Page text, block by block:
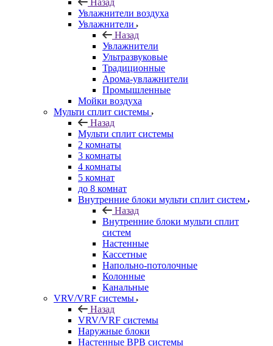
Назад
Увлажнители воздуха
Увлажнители
Назад
Увлажнители
Ультразвуковые
Традиционные
Арома-увлажнители
Промышленные
Мойки воздуха
Мульти сплит системы
Назад
Мульти сплит системы
2 комнаты
3 комнаты
4 комнаты
5 комнат
до 8 комнат
Внутренние блоки мульти сплит систем
Назад
Внутренние блоки мульти сплит
систем
Настенные
Кассетные
Напольно-потолочные
Колонные
Канальные
VRV/VRF системы
Назад
VRV/VRF системы
Наружные блоки
Настенные ВРВ системы